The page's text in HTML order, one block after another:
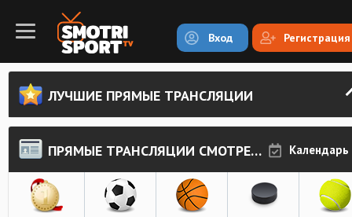
Вход Регистрация
ЛУЧШИЕ ПРЯМЫЕ ТРАНСЛЯЦИИ
ПРЯМЫЕ ТРАНСЛЯЦИИ СМОТРЕТЬ ОНЛАЙН Календарь